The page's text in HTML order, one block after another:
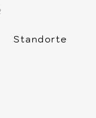
Standorte